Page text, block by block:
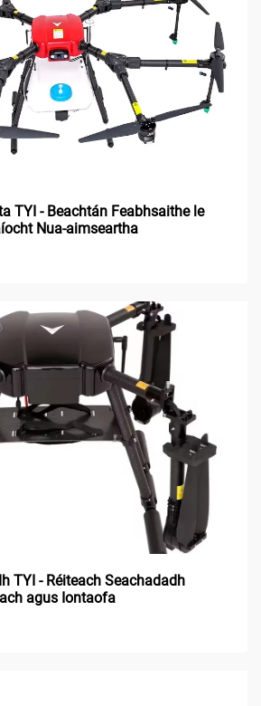
TYI - Beachtán Feabhsaithe le
Nua-aimseartha
TYI - Réiteach Seachadadh
agus Iontaofa